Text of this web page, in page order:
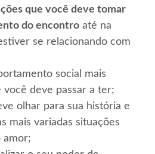
que você deve tomar
do encontro até na
se relacionando com
social mais
você deve passar a ter;
olhar para sua história e
mais variadas situações
amor;